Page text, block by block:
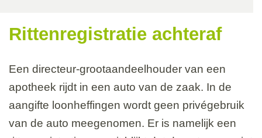
Rittenregistratie achteraf
Een directeur-grootaandeelhouder van een
apotheek rijdt in een auto van de zaak. In de
aangifte loonheffingen wordt geen privégebruik
van de auto meegenomen. Er is namelijk een